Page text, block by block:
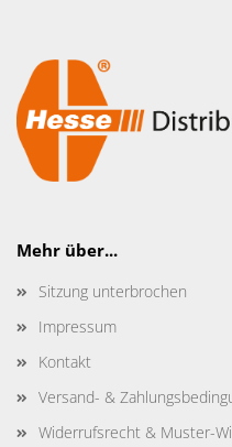
Mehr über...
Sitzung unterbrochen
Impressum
Kontakt
Versand- &
Widerrufsrecht & Muster-